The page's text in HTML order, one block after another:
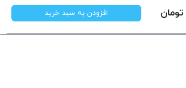
تومان افزودن به سبد خرید